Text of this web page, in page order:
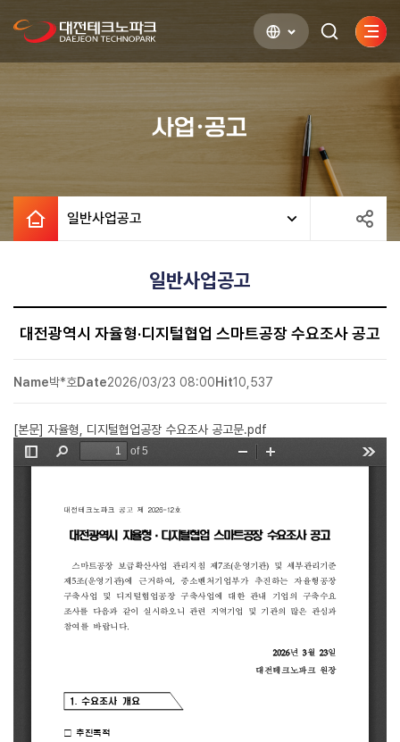
검색하기사이
열기
사업·공고
일반사업공고
일반사업공고
대전광역시 자율형·디지털협업 스마트공장 수요조사 공고
Name박*호Date2026/03/23 08:00Hit10,537
[본문] 자율형, 디지털협업공장 수요조사 공고문.pdf